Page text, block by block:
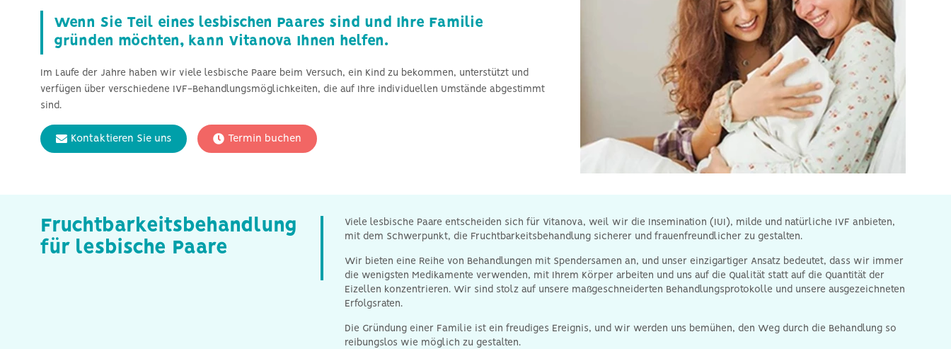
Wenn Sie Teil eines lesbischen Paares sind und Ihre Familie
gründen möchten, kann Vitanova Ihnen helfen.
Im Laufe der Jahre haben wir viele lesbische Paare beim Versuch, ein Kind zu bekommen, unterstützt und
verfügen über verschiedene IVF-Behandlungsmöglichkeiten, die auf Ihre individuellen Umstände abgestimmt
sind.
Kontaktieren Sie uns Termin buchen
Fruchtbarkeitsbehandlung
für lesbische Paare
Viele lesbische Paare entscheiden sich für Vitanova, weil wir die Insemination (IUI), milde und natürliche IVF anbieten,
mit dem Schwerpunkt, die Fruchtbarkeitsbehandlung sicherer und frauenfreundlicher zu gestalten.
Wir bieten eine Reihe von Behandlungen mit Spendersamen an, und unser einzigartiger Ansatz bedeutet, dass wir immer
die wenigsten Medikamente verwenden, mit Ihrem Körper arbeiten und uns auf die Qualität statt auf die Quantität der
Eizellen konzentrieren. Wir sind stolz auf unsere maßgeschneiderten Behandlungsprotokolle und unsere ausgezeichneten
Erfolgsraten.
Die Gründung einer Familie ist ein freudiges Ereignis, und wir werden uns bemühen, den Weg durch die Behandlung so
reibungslos wie möglich zu gestalten.